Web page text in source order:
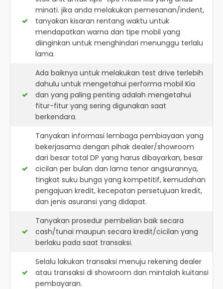
minati. jika anda melakukan pemesanan/indent,
tanyakan kisaran rentang waktu untuk
mendapatkan warna dan tipe mobil yang
diinginkan untuk menghindari menunggu terlalu
lama.
Ada baiknya untuk melakukan test drive terlebih
dahulu untuk mengetahui performa mobil Kia
dan yang paling penting adalah mengetahui
fitur-fitur yang sering digunakan saat
berkendara.
Tanyakan informasi lembaga pembiayaan yang
bekerjasama dengan pihak dealer/showroom
dari besar total DP yang harus dibayarkan, besar
cicilan per bulan dan lama tenor angsurannya,
tingkat suku bunga yang kompetitif, kemudahan
pengajuan kredit, kecepatan persetujuan kredit,
dan jenis asuransi yang didapat.
Tanyakan prosedur pembelian baik secara
cash/tunai maupun secara kredit/cicilan yang
berlaku pada saat transaksi.
Selalu lakukan transaksi menuju rekening dealer
atau transaksi di showroom dan mintalah kuitansi
pembayaran.